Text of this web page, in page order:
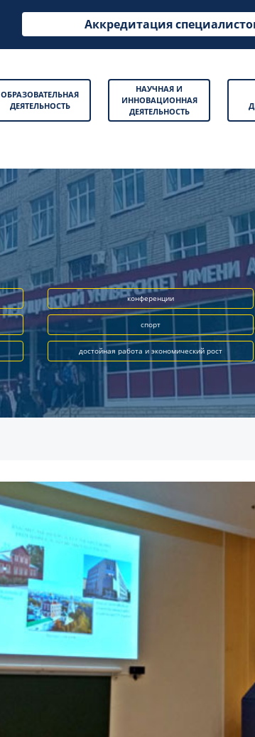
Аккредитация
ОБРАЗОВАТЕЛЬНАЯ
ДЕЯТЕЛЬНОСТЬ
НАУЧНАЯ И
ИННОВАЦИОННАЯ
ДЕЯТЕЛЬНОСТЬ
конференции
спорт
достойная работа и экономический рост